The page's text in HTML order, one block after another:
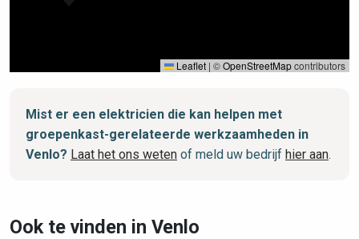
Leaflet | ©OpenStreetMapcontributors
Mist er een elektricien die kan helpen met
groepenkast-gerelateerde werkzaamheden in
Venlo? Laat het ons weten of meld uw bedrijf hier aan.
Ook te vinden in Venlo